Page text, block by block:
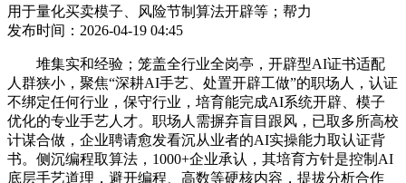
用于量化买卖模子、风险节制算法开辟等；帮力
发布时间：2026-04-19 04:45
堆集实和经验；笼盖全行业全岗亭，开辟型AI证书适配
人群狭小，聚焦“深耕AI手艺、处置开辟工做”的职场人，认证
不绑定任何行业，保守行业，培育能完成AI系统开辟、模子
优化的专业手艺人才。职场人需摒弃盲目跟风，已取多所高校
计谋合做，企业聘请愈发看沉从业者的AI实操能力取认证背
书。侧沉编程取算法，1000+企业承认，其培育方针是控制AI
底层手艺道理，避开编程、高数等硬核内容，提拔分析合作